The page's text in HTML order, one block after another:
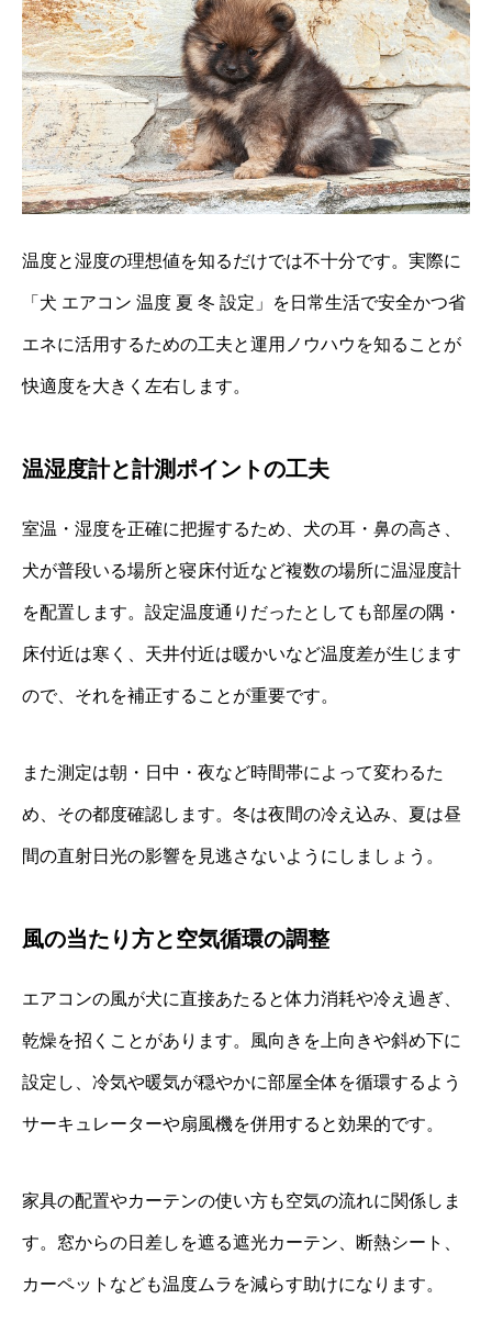
温度と湿度の理想値を知るだけでは不十分です。実際に
「犬 エアコン 温度 夏 冬 設定」を日常生活で安全かつ省
エネに活用するための工夫と運用ノウハウを知ることが
快適度を大きく左右します。
温湿度計と計測ポイントの工夫
室温・湿度を正確に把握するため、犬の耳・鼻の高さ、
犬が普段いる場所と寝床付近など複数の場所に温湿度計
を配置します。設定温度通りだったとしても部屋の隅・
床付近は寒く、天井付近は暖かいなど温度差が生じます
ので、それを補正することが重要です。
また測定は朝・日中・夜など時間帯によって変わるた
め、その都度確認します。冬は夜間の冷え込み、夏は昼
間の直射日光の影響を見逃さないようにしましょう。
風の当たり方と空気循環の調整
エアコンの風が犬に直接あたると体力消耗や冷え過ぎ、
乾燥を招くことがあります。風向きを上向きや斜め下に
設定し、冷気や暖気が穏やかに部屋全体を循環するよう
サーキュレーターや扇風機を併用すると効果的です。
家具の配置やカーテンの使い方も空気の流れに関係しま
す。窓からの日差しを遮る遮光カーテン、断熱シート、
カーペットなども温度ムラを減らす助けになります。